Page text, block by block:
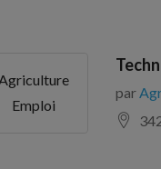
Emploi
par